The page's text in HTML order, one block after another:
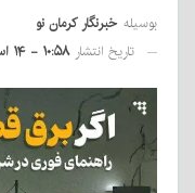
بوسیله خبرنگار کرمان نو
تاریخ انتشار ۱۰:۵۸ - ۱۴ اسفند ۱۴۰۴